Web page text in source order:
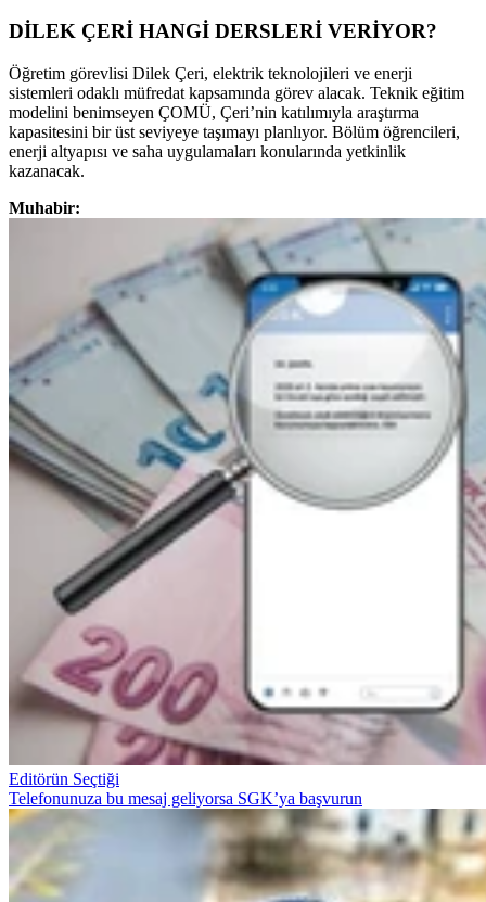
DİLEK ÇERİ HANGİ DERSLERİ VERİYOR?
Öğretim görevlisi Dilek Çeri, elektrik teknolojileri ve enerji
sistemleri odaklı müfredat kapsamında görev alacak. Teknik eğitim
modelini benimseyen ÇOMÜ, Çeri’nin katılımıyla araştırma
kapasitesini bir üst seviyeye taşımayı planlıyor. Bölüm öğrencileri,
enerji altyapısı ve saha uygulamaları konularında yetkinlik
kazanacak.
Muhabir:
Editörün Seçtiği
Telefonunuza bu mesaj geliyorsa SGK’ya başvurun